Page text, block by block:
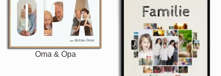
Oma & Opa